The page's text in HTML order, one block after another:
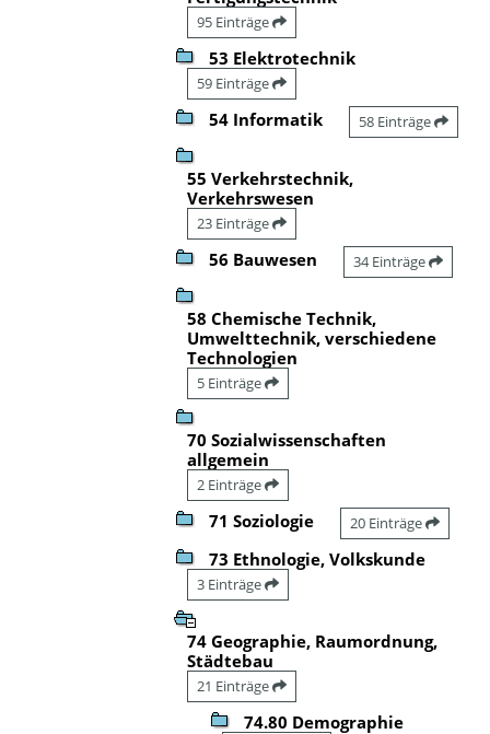
95 Einträge
53 Elektrotechnik
59 Einträge
54 Informatik 58 Einträge
55 Verkehrstechnik,
Verkehrswesen
23 Einträge
56 Bauwesen 34 Einträge
58 Chemische Technik,
Umwelttechnik, verschiedene
Technologien
5 Einträge
70 Sozialwissenschaften
allgemein
2 Einträge
71 Soziologie 20 Einträge
73 Ethnologie, Volkskunde
3 Einträge
74 Geographie, Raumordnung,
Städtebau
21 Einträge
74.80 Demographie